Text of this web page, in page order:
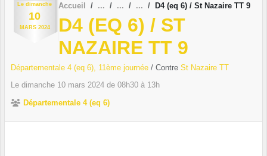
Le dimanche
10
MARS 2024
Accueil D4 (eq 6) / St Nazaire TT 9
D4 (EQ 6) / ST
NAZAIRE TT 9
Départementale 4 (eq 6), 11ème journée / Contre St Nazaire TT
Le dimanche 10 mars 2024 de 08h30 à 13h
Départementale 4 (eq 6)